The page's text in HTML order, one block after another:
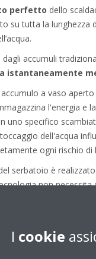
perfetto dello
su tutta la lunghezza
accumuli
istantaneamente
a vaso
l'energia e
uno specifico
dell'acqua
ogni rischio di
serbatoio è
non
(resistenza agli
e flessibilità
I cookie